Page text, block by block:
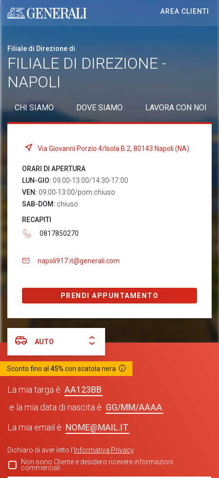
Generali logo
AREA CLIENTI
Filiale di Direzione di
FILIALE DI DIREZIONE -
NAPOLI
CHI SIAMO DOVE SIAMO LAVORA CON NOI
Via Giovanni Porzio 4/Isola B 2, 80143 Napoli (NA)
ORARI DI APERTURA
LUN-GIO: 09:00-13:00/14:30-17:00
VEN: 09:00-13:00/pom.chiuso
SAB-DOM: chiuso
RECAPITI
0817850270
napoli917.it@generali.com
PRENDI APPUNTAMENTO
AUTO
Sconto fino al 45% con scatola nera
La mia targa è
AA123BB
e la mia data di nascita è
GG/MM/AAAA
La mia email è NOME@MAIL.IT
Dichiaro di aver letto l' Informativa Privacy
Non sono Cliente e desidero ricevere informazioni
commerciali